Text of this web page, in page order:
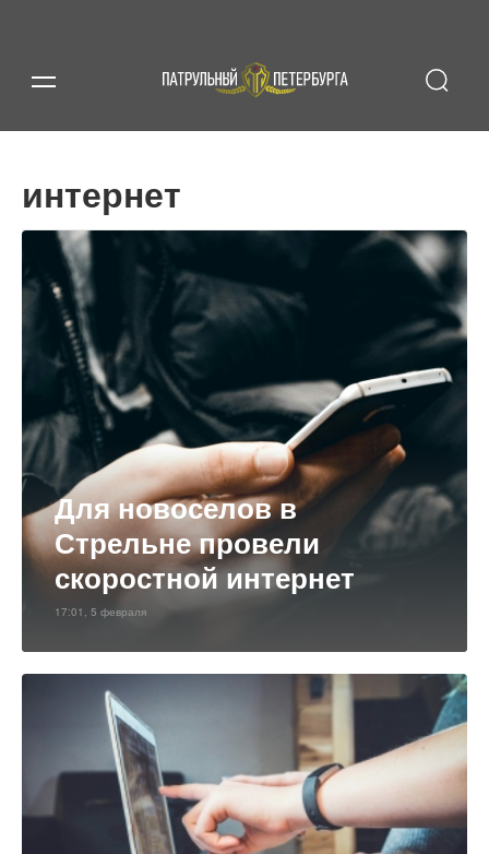
интернет
Для новоселов в
Стрельне провели
скоростной интернет
17:01, 5 февраля